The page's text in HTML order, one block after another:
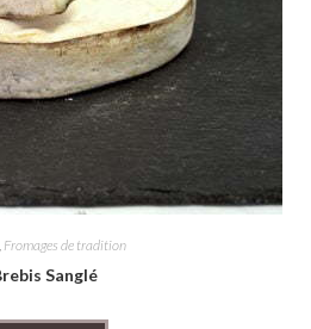
, Fromages de tradition
Sanglé